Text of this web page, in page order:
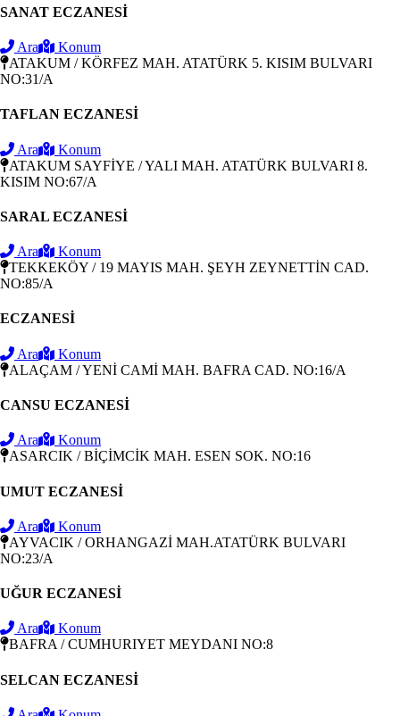
SANAT ECZANESİ
Ara
Konum
ATAKUM / KÖRFEZ MAH. ATATÜRK 5. KISIM BULVARI
NO:31/A
TAFLAN ECZANESİ
Ara
Konum
ATAKUM SAYFİYE / YALI MAH. ATATÜRK BULVARI 8.
KISIM NO:67/A
SARAL ECZANESİ
Ara
Konum
TEKKEKÖY / 19 MAYIS MAH. ŞEYH ZEYNETTİN CAD.
NO:85/A
ECZANESİ
Ara
Konum
ALAÇAM / YENİ CAMİ MAH. BAFRA CAD. NO:16/A
CANSU ECZANESİ
Ara
Konum
ASARCIK / BİÇİMCİK MAH. ESEN SOK. NO:16
UMUT ECZANESİ
Ara
Konum
AYVACIK / ORHANGAZİ MAH.ATATÜRK BULVARI
NO:23/A
UĞUR ECZANESİ
Ara
Konum
BAFRA / CUMHURIYET MEYDANI NO:8
SELCAN ECZANESİ